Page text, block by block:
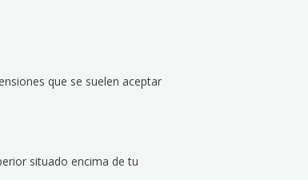
que se suelen aceptar
situado encima de tu